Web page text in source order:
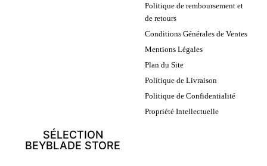
Politique de remboursement et
de retours
Conditions Générales de Ventes
Mentions Légales
Plan du Site
Politique de Livraison
Politique de Confidentialité
Propriété Intellectuelle
SÉLECTION
BEYBLADE STORE